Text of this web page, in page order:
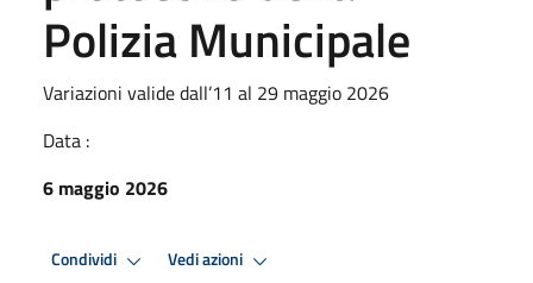
Polizia Municipale
Variazioni valide dall’11 al 29 maggio 2026
Data :
6 maggio 2026
Condividi Vedi azioni